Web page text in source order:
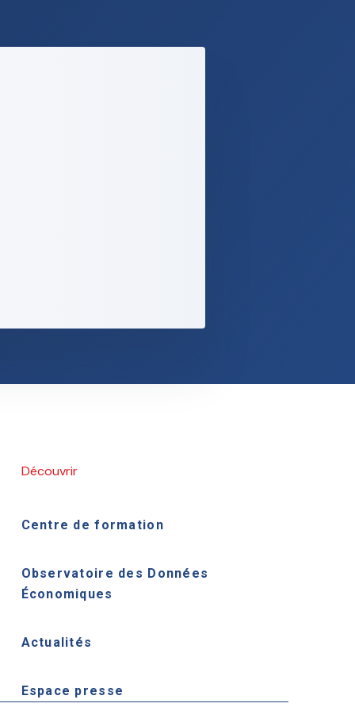
Découvrir
Centre de formation
Observatoire des Données
Économiques
Actualités
Espace presse